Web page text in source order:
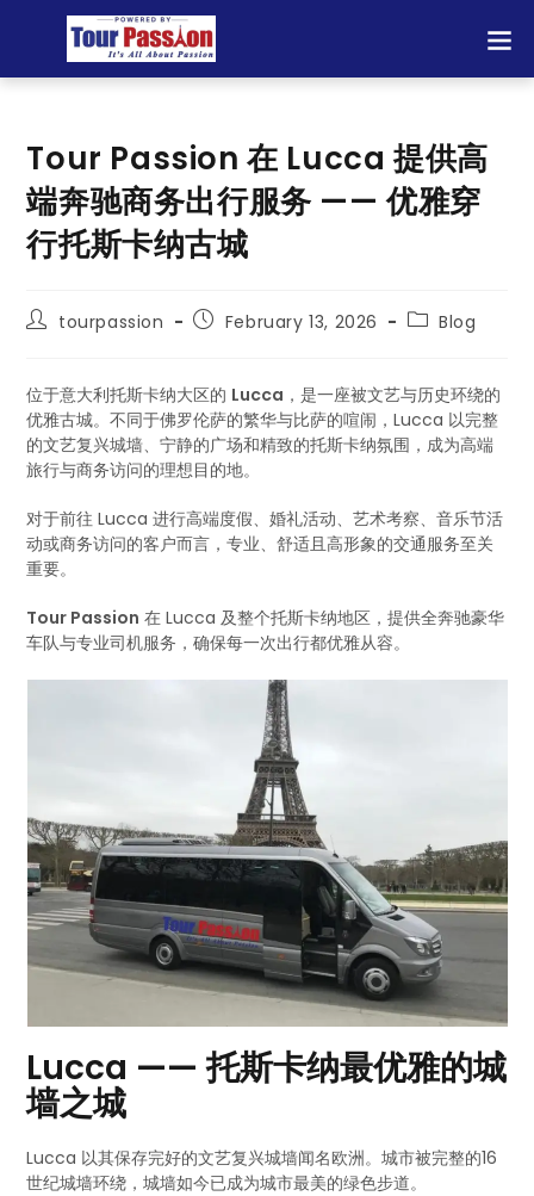
Tour Passion 在 Lucca 提供高
端奔驰商务出行服务 —— 优雅穿
行托斯卡纳古城
tourpassion February 13, 2026 Blog
位于意大利托斯卡纳大区的 Lucca ，是一座被文艺与历史环绕的
优雅古城。不同于佛罗伦萨的繁华与比萨的喧闹，Lucca 以完整
的文艺复兴城墙、宁静的广场和精致的托斯卡纳氛围，成为高端
旅行与商务访问的理想目的地。
对于前往 Lucca 进行高端度假、婚礼活动、艺术考察、音乐节活
动或商务访问的客户而言，专业、舒适且高形象的交通服务至关
重要。
Tour Passion 在 Lucca 及整个托斯卡纳地区，提供全奔驰豪华
车队与专业司机服务，确保每一次出行都优雅从容。
Lucca —— 托斯卡纳最优雅的城
墙之城
Lucca 以其保存完好的文艺复兴城墙闻名欧洲。城市被完整的16
世纪城墙环绕，城墙如今已成为城市最美的绿色步道。